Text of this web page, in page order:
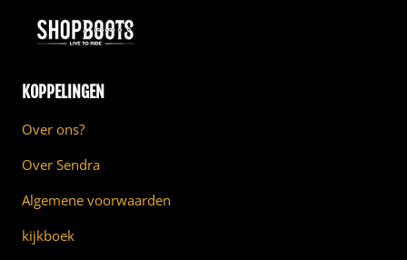
KOPPELINGEN
Over ons?
Over Sendra
Algemene voorwaarden
kijkboek